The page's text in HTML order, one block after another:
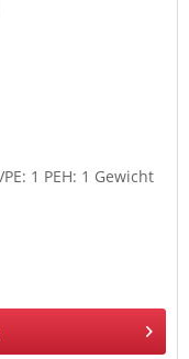
1 PEH: 1 Gewicht